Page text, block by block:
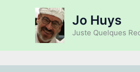
Jo Huys
Juste Quelques